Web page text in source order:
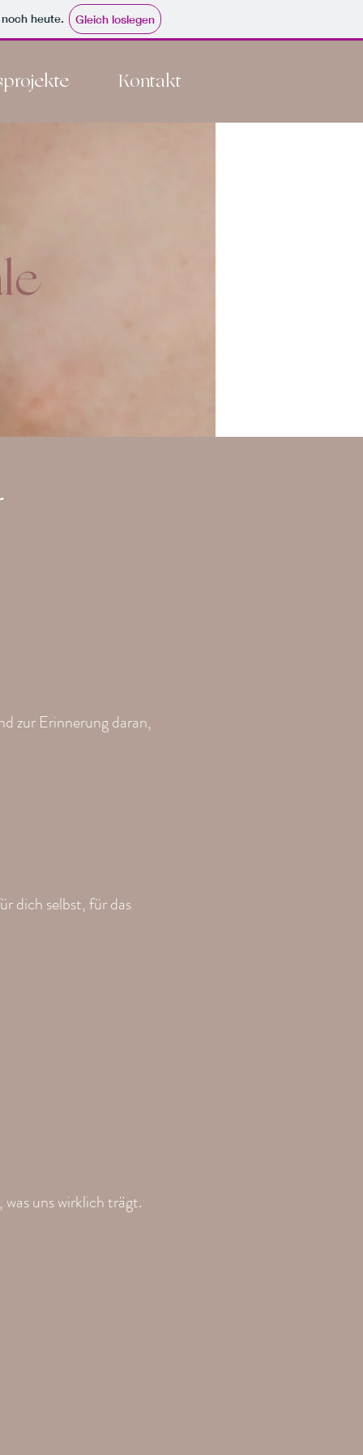
heute. Gleich loslegen
Kontakt
zur Erinnerung daran,
dich selbst, für das
uns wirklich trägt.